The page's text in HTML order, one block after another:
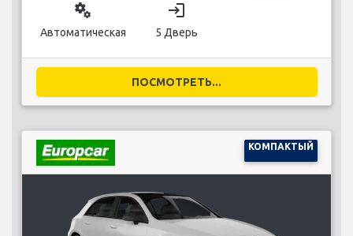
miscellaneous_services
Автоматическая
login
5 Дверь
ПОСМОТРЕТЬ...
КОМПАКТЫЙ